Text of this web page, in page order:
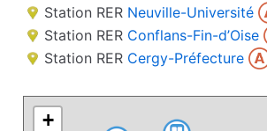
Station RER Neuville-Université
Station RER Conflans-Fin-d’Oise
Station RER Cergy-Préfecture
+